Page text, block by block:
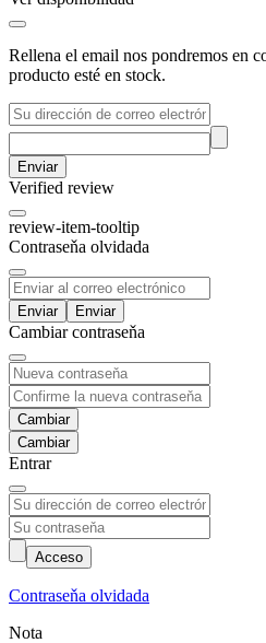
Rellena el email nos pondremos en
producto esté en stock.
Enviar
Verified review
review-item-tooltip
Contraseňa olvidada
Enviar
Cambiar contraseňa
Cambiar
Entrar
Acceso
Contraseňa olvidada
Nota